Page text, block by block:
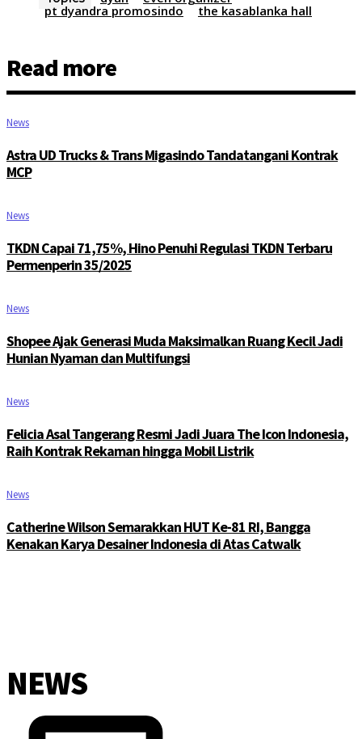
pt dyandra promosindo
the kasablanka hall
Read more
News
Astra UD Trucks & Trans Migasindo Tandatangani Kontrak
MCP
News
TKDN Capai 71,75%, Hino Penuhi Regulasi TKDN Terbaru
Permenperin 35/2025
News
Shopee Ajak Generasi Muda Maksimalkan Ruang Kecil Jadi
Hunian Nyaman dan Multifungsi
News
Felicia Asal Tangerang Resmi Jadi Juara The Icon Indonesia,
Raih Kontrak Rekaman hingga Mobil Listrik
News
Catherine Wilson Semarakkan HUT Ke-81 RI, Bangga
Kenakan Karya Desainer Indonesia di Atas Catwalk
NEWS